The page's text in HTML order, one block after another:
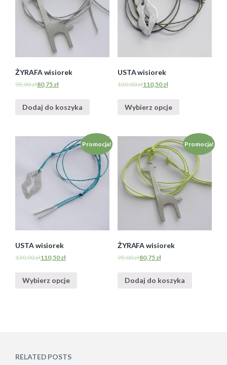
ŻYRAFA wisiorek
95,00zł80,75 zł
Dodaj do koszyka
USTA wisiorek
130,00zł110,50zł
Wybierz opcje
Promocja!
USTA wisiorek
130,00zł110,50zł
Wybierz opcje
Promocja!
ŻYRAFA wisiorek
95,00zł80,75 zł
Dodaj do koszyka
RELATED POSTS